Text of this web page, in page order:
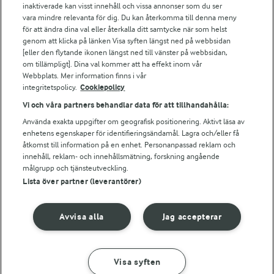
Arla webbshop
Bildbank
Följ oss
© 2026 Arla Foods
Integritetspolicy
inaktiverade kan visst innehåll och vissa annonser som du ser
vara mindre relevanta för dig. Du kan återkomma till denna meny
för att ändra dina val eller återkalla ditt samtycke när som helst
genom att klicka på länken Visa syften längst ned på webbsidan
[eller den flytande ikonen längst ned till vänster på webbsidan,
om tillämpligt]. Dina val kommer att ha effekt inom vår
Webbplats. Mer information finns i vår
integritetspolicy. Cookiepolicy
Vi och våra partners behandlar data för att tillhandahålla:
Använda exakta uppgifter om geografisk positionering. Aktivt läsa av
enhetens egenskaper för identifieringsändamål. Lagra och/eller få
åtkomst till information på en enhet. Personanpassad reklam och
innehåll, reklam- och innehållsmätning, forskning angående
målgrupp och tjänsteutveckling.
Lista över partner (leverantörer)
Jag accepterar
Avvisa alla
Visa syften